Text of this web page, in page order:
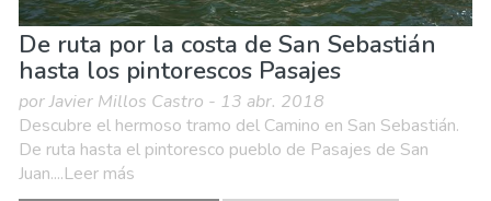
De ruta por la costa de San Sebastián
hasta los pintorescos Pasajes
por Javier Millos Castro - 13 abr. 2018
Descubre el hermoso tramo del Camino en San Sebastián.
De ruta hasta el pintoresco pueblo de Pasajes de San
Juan....Leer más